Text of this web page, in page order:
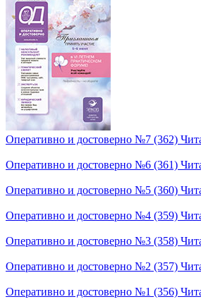
Оперативно и достоверно №7 (362)
Оперативно и достоверно №6 (361)
Оперативно и достоверно №5 (360)
Оперативно и достоверно №4 (359)
Оперативно и достоверно №3 (358)
Оперативно и достоверно №2 (357)
Оперативно и достоверно №1 (356)